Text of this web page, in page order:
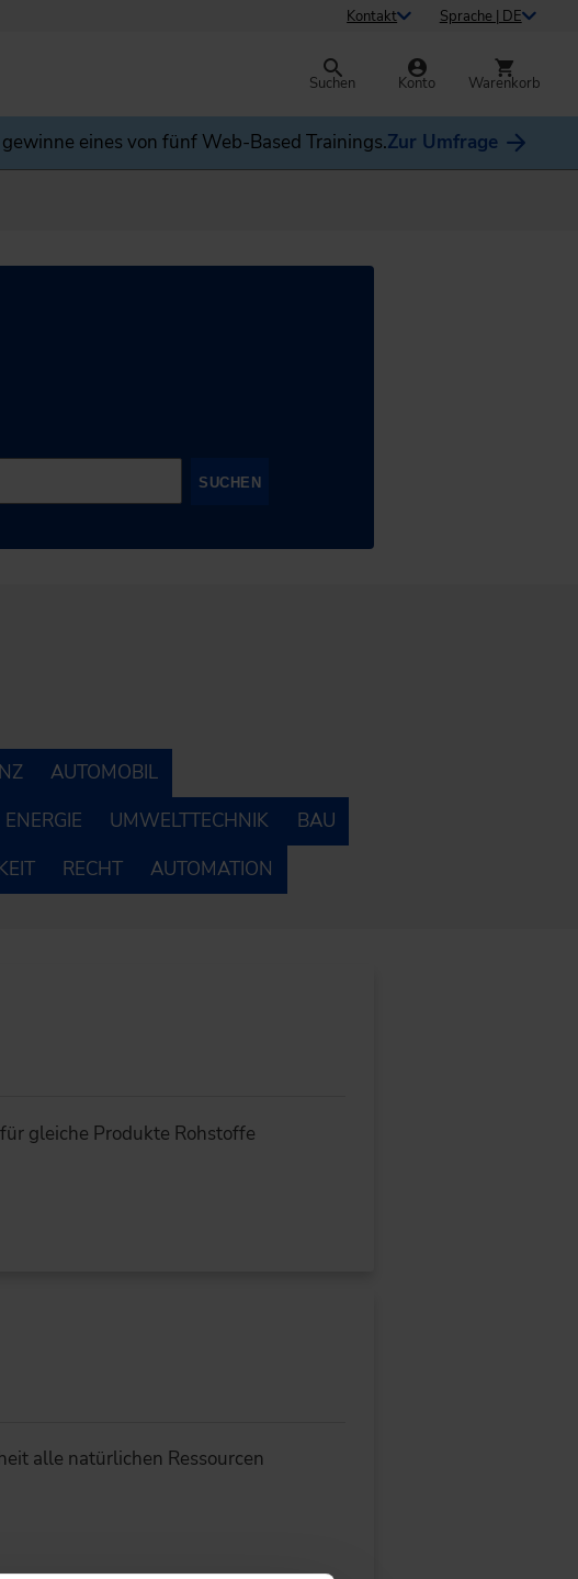
Kontakt Sprache | DE
Suchen Konto Warenkorb
eines von fünf Web-Based Trainings.Zur Umfrage
SUCHEN
AUTOMOBIL
ENERGIE UMWELTTECHNIK
BAU
RECHT AUTOMATION
gleiche Produkte Rohstoffe
alle natürlichen Ressourcen